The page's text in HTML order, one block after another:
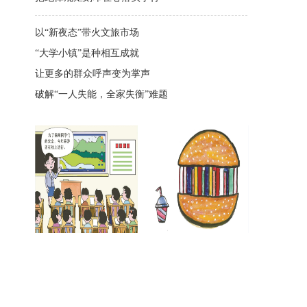
以“新夜态”带火文旅市场
“大学小镇”是种相互成就
让更多的群众呼声变为掌声
破解“一人失能，全家失衡”难题